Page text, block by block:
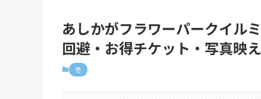
あしかがフラワーパークイル
回避・お得チケット・写真映
冬